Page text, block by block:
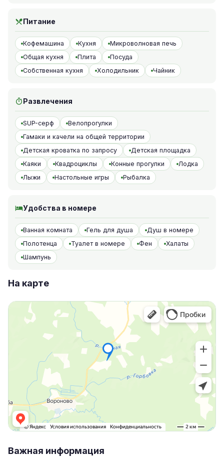
Питание
Кофемашина Кухня
Микроволновая печь
Общая кухня
Плита
Посуда
Собственная кухня
Холодильник Чайник
Развлечения
SUP-серф
Велопрогулки
Гамаки и качели на общей территории
Детская кроватка по запросу
Детская площадка
Каяки
Квадроциклы Конные прогулки
Лодка
Лыжи
Настольные игры Рыбалка
Удобства в номере
Ванная комната Гель для душа
Душ в номере
Полотенца
Туалет в номере Фен
Халаты
Шампунь
На карте
Важная информация